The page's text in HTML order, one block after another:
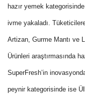
hazır yemek
ivme yakaladı.
Artizan, Gurme Mantı ve
Ürünleri araştırmasında
SuperFresh’in
peynir kategorisinde ise